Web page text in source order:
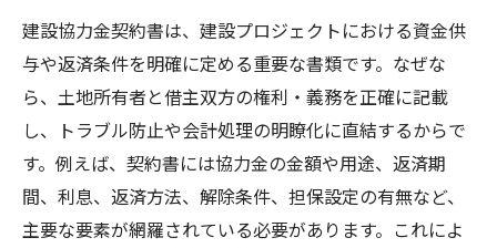
建設協力金契約書は、建設プロジェクトにおける資金供
与や返済条件を明確に定める重要な書類です。なぜな
ら、土地所有者と借主双方の権利・義務を正確に記載
し、トラブル防止や会計処理の明瞭化に直結するからで
す。例えば、契約書には協力金の金額や用途、返済期
間、利息、返済方法、解除条件、担保設定の有無など、
主要な要素が網羅されている必要があります。これによ